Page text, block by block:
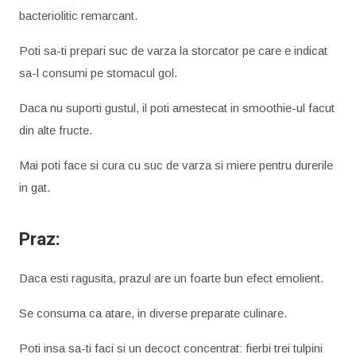
bacteriolitic remarcant.
Poti sa-ti prepari suc de varza la storcator pe care e indicat
sa-l consumi pe stomacul gol.
Daca nu suporti gustul, il poti amestecat in smoothie-ul facut
din alte fructe.
Mai poti face si cura cu suc de varza si miere pentru durerile
in gat.
Praz:
Daca esti ragusita, prazul are un foarte bun efect emolient.
Se consuma ca atare, in diverse preparate culinare.
Poti insa sa-ti faci si un decoct concentrat: fierbi trei tulpini